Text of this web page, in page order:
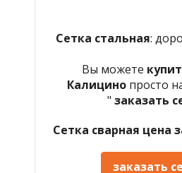
Сетка стальная:
Вы можете
Калицино просто
" заказать
Сетка сварная цена
заказать